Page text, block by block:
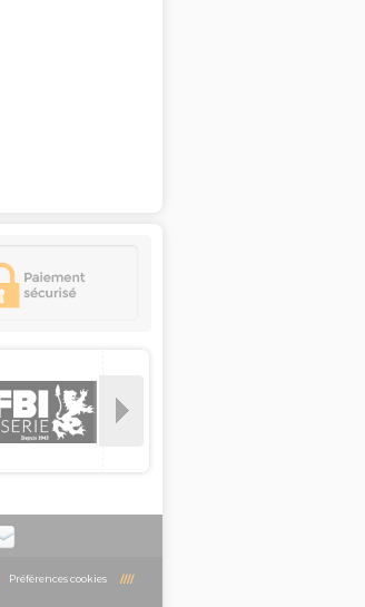
Préférences cookies ////